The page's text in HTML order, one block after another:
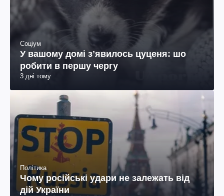
Соціум
У вашому домі зʼявилось цуценя: шо
робити в першу чергу
3 дні тому
Політика
Чому російські удари не залежать від
дій України